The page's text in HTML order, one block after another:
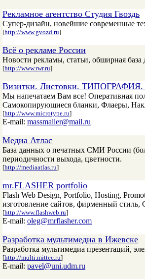
Рекламное агентство Студия Гвоздь
Супер-дизайн, новейшие современные
[http://www.gvozd.ru]
Всё о рекламе России
Новости рекламы, статьи, обширная
[http://www.rwr.ru]
Визитки. Листовки. ТИПОГРАФИЯ.
Мы напечатаем Вам все! Оперативная
Самокопирующиеся бланки, Флаеры,
[http://www.microtype.ru]
E-mail: massmailer@mail.ru
Медиа Атлас
База данных о печатных СМИ России
периодичности выхода, цветности.
[http://mediaatlas.ru]
mr.FLASHER portfolio
Flash Web Design, Portfolio, Hosting,
изготовление сайтов, фирменный
[http://www.flashweb.ru]
E-mail: oleg@mrflasher.com
Разработка мультимедиа в Ижевске
Разработка мультимедиа презентаций,
[http://multi.mittec.ru]
E-mail: pavel@uni.udm.ru